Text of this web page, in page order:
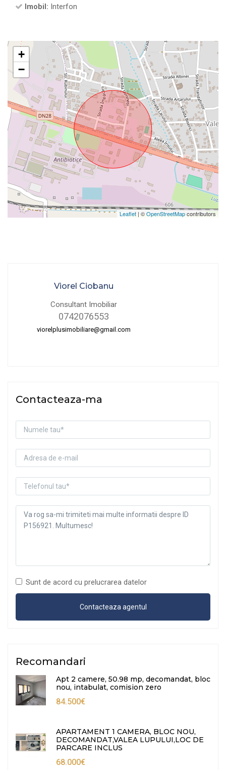
Imobil: Interfon
+
−
Leaflet | ©OpenStreetMapcontributors
Viorel Ciobanu
Consultant Imobiliar
0742076553
viorelplusimobiliare@gmail.com
Contacteaza-ma
Sunt de acord cu prelucrarea datelor
Recomandari
Apt 2 camere, 50.98 mp, decomandat, bloc
nou, intabulat, comision zero
84.500€
APARTAMENT 1 CAMERA, BLOC NOU,
DECOMANDAT,VALEA LUPULUI,LOC DE
PARCARE INCLUS
68.000€